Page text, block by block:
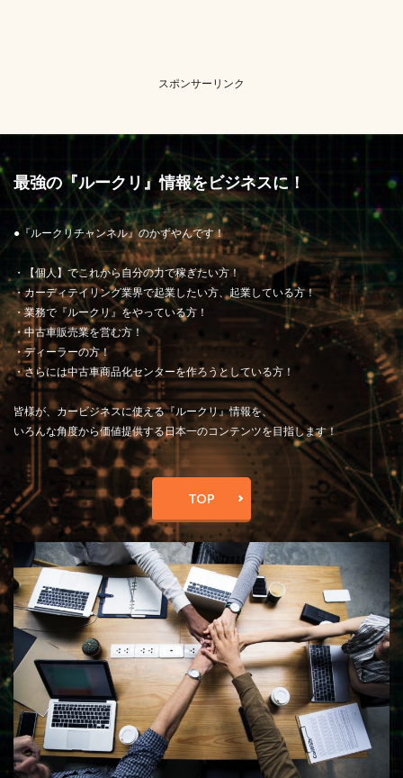
スポンサーリンク
最強の『ルークリ』情報をビジネスに！
●『ルークリチャンネル』のかずやんです！
・【個人】でこれから自分の力で稼ぎたい方！
・カーディテイリング業界で起業したい方、起業している方！
・業務で『ルークリ』をやっている方！
・中古車販売業を営む方！
・ディーラーの方！
・さらには中古車商品化センターを作ろうとしている方！
皆様が、カービジネスに使える『ルークリ』情報を、
いろんな角度から価値提供する日本一のコンテンツを目指します！
TOP